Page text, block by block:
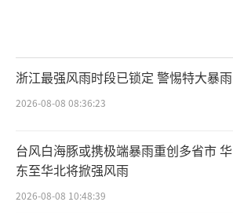
浙江最强风雨时段已锁定 警惕特大暴雨
2026-08-08 08:36:23
台风白海豚或携极端暴雨重创多省市 华
东至华北将掀强风雨
2026-08-08 10:48:39